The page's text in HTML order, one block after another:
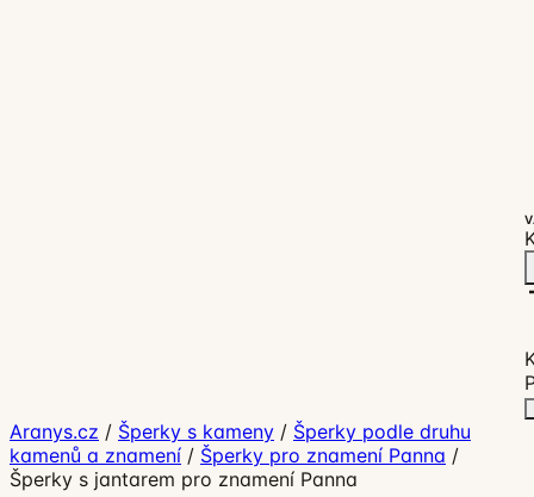
Aranys.cz / Šperky s kameny / Šperky podle druhu
kamenů a znamení / Šperky pro znamení Panna /
Šperky s jantarem pro znamení Panna